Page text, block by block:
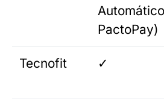
PactoPay)
Tecnofit ✓